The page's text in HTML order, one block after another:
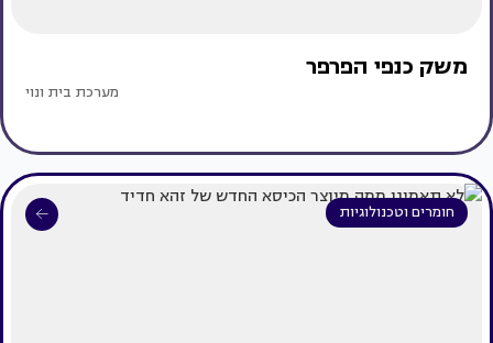
משק כנפי הפרפר
מערכת בית ונוי
חומרים וטכנולוגיות